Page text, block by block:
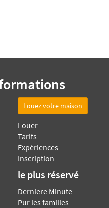
Louez votre maison
Louer
Tarifs
Expériences
Inscription
le plus réservé
Derniere Minute
Pur les familles